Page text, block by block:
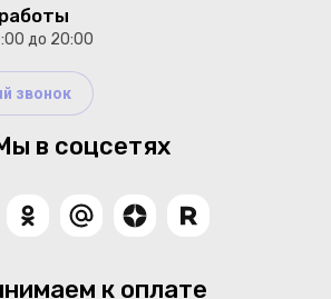
до 20:00
звонок
в соцсетях
к оплате